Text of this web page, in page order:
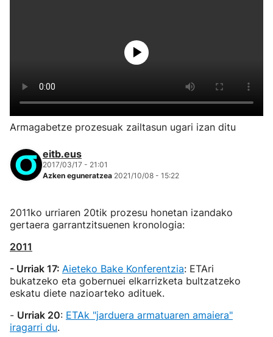
Armagabetze prozesuak zailtasun ugari izan ditu
eitb.eus
2017/03/17 - 21:01
Azken eguneratzea 2021/10/08 - 15:22
2011ko urriaren 20tik prozesu honetan izandako
gertaera garrantzitsuenen kronologia:
2011
- Urriak 17: Aieteko Bake Konferentzia: ETAri
bukatzeko eta gobernuei elkarrizketa bultzatzeko
eskatu diete nazioarteko adituek.
- Urriak 20: ETAk "jarduera armatuaren amaiera"
iragarri du.